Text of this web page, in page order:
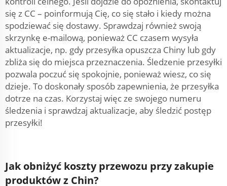
się z CC – poinformują Cię, co się stało i kiedy można
spodziewać się dostawy. Sprawdzaj również swoją
skrzynkę e-mailową, ponieważ CC czasem wysyła
aktualizacje, np. gdy przesyłka opuszcza Chiny lub gdy
zbliża się do miejsca przeznaczenia. Śledzenie przesyłki
pozwala poczuć się spokojnie, ponieważ wiesz, co się
dzieje. To doskonały sposób zapewnienia, że przesyłka
dotrze na czas. Korzystaj więc ze swojego numeru
śledzenia i sprawdzaj aktualizacje, aby śledzić postęp
przesyłki!
Jak obniżyć koszty przewozu przy zakupie
produktów z Chin?